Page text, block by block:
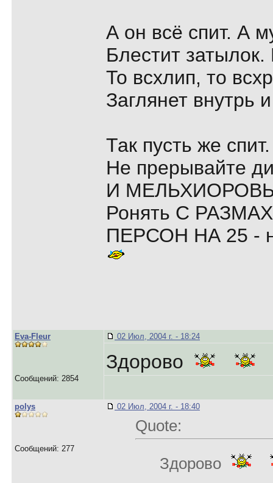
А он всё спит. А
Блестит затылок.
То всхлип, то
Заглянет внутрь
Так пусть же
Не прерывайте
И
Ронять С
ПЕРСОН НА 25 -
Eva-Fleur
Сообщений: 2854
02 Июл, 2004 г. - 18:24
Здорово
polys
Сообщений: 277
02 Июл, 2004 г. - 18:40
Quote:
Здорово